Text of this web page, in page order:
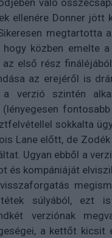
való
ellenére Donner jött
megtartotta
hogy közben emelte
az első rész
az erejéről is
verzió szintén
sokkalta
Lane előtt, de
Ugyan ebből a
és kompániáját
súlyából, ezt
verziónak
a kettőt kicsit